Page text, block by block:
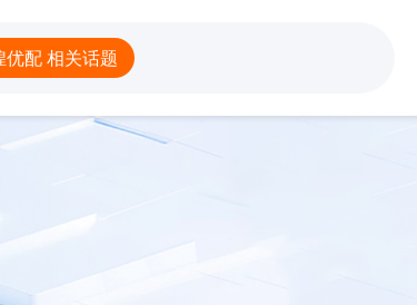
下载 杠杆配资网
优配 相关话题